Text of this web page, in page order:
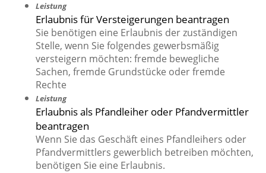
Leistung
Erlaubnis für Versteigerungen beantragen
Sie benötigen eine Erlaubnis der zuständigen
Stelle, wenn Sie folgendes gewerbsmäßig
versteigern möchten: fremde bewegliche
Sachen, fremde Grundstücke oder fremde
Rechte
Leistung
Erlaubnis als Pfandleiher oder Pfandvermittler
beantragen
Wenn Sie das Geschäft eines Pfandleihers oder
Pfandvermittlers gewerblich betreiben möchten,
benötigen Sie eine Erlaubnis.